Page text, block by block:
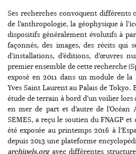
Ses recherches convoquent différents
de l’anthropologie, la géophysique à
dispositifs généralement évolutifs à
façonnés, des images, des récits qui
d’installations, d’éditions, d’œuvres
premier ensemble de cette recherche
exposé en 2011 dans un module de
Yves Saint Laurent au Palais de
étude de terrain à bord d’un voilier lors
en mer de part et d’autre de l’Océan
SEMES, a reçu le soutien du FNAGP et
été exposée au printemps 2016 à
depuis 2013 une plateforme
archipels.org avec différentes